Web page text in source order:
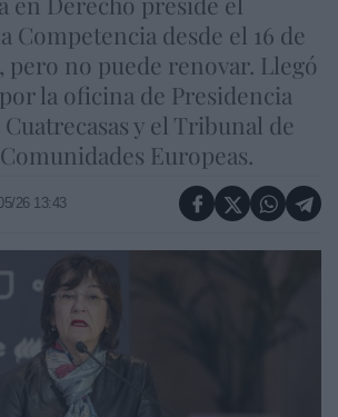
Competencia desde el 16 de
pero no puede renovar. Llegó
la oficina de Presidencia
y el Tribunal de
Europeas.
26 13:43